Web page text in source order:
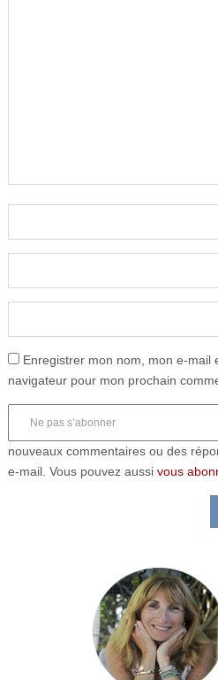
Enregistrer mon nom, mon e-mail
navigateur pour mon prochain
nouveaux commentaires ou des
e-mail. Vous pouvez aussi vous